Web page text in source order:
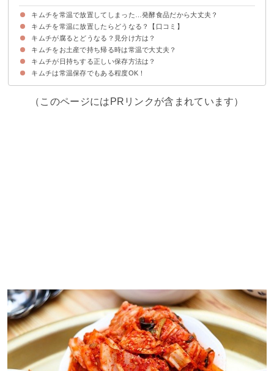
キムチを常温で放置してしまった…発酵食品だから大丈夫？
手作り・市販に関わらずキムチの常温保存は原則NG
キムチを常温に放置したらどうなる？【口コミ】
キムチを数時間~半日放置した場合
キムチを1〜2日放置した場合
キムチを3日以上放置した場合
キムチが腐るとどうなる？見分け方は？
キムチをお土産で持ち帰る時は常温で大丈夫？
キムチが荷物の中で爆発する可能性がある
キムチをラップで包むか保冷剤と一緒に入れよう
キムチが日持ちする正しい保存方法は？
キムチは冷蔵庫か冷凍で保存しよう
密閉容器に移し替えるのがおすすめ
キムチは常温保存でもある程度OK！
（このページにはPRリンクが含まれています）